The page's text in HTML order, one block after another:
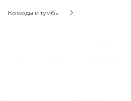
Комоды и тумбы